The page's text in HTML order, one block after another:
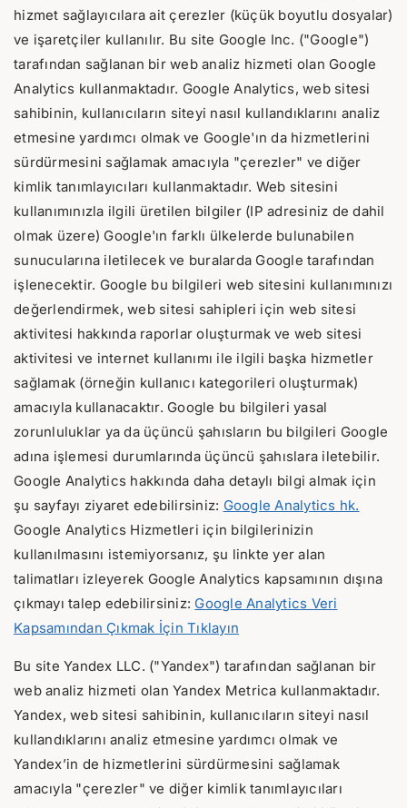
hizmet sağlayıcılara ait çerezler (küçük boyutlu dosyalar)
ve işaretçiler kullanılır. Bu site Google Inc. ("Google")
tarafından sağlanan bir web analiz hizmeti olan Google
Analytics kullanmaktadır. Google Analytics, web sitesi
sahibinin, kullanıcıların siteyi nasıl kullandıklarını analiz
etmesine yardımcı olmak ve Google'ın da hizmetlerini
sürdürmesini sağlamak amacıyla "çerezler" ve diğer
kimlik tanımlayıcıları kullanmaktadır. Web sitesini
kullanımınızla ilgili üretilen bilgiler (IP adresiniz de dahil
olmak üzere) Google'ın farklı ülkelerde bulunabilen
sunucularına iletilecek ve buralarda Google tarafından
işlenecektir. Google bu bilgileri web sitesini kullanımınızı
değerlendirmek, web sitesi sahipleri için web sitesi
aktivitesi hakkında raporlar oluşturmak ve web sitesi
aktivitesi ve internet kullanımı ile ilgili başka hizmetler
sağlamak (örneğin kullanıcı kategorileri oluşturmak)
amacıyla kullanacaktır. Google bu bilgileri yasal
zorunluluklar ya da üçüncü şahısların bu bilgileri Google
adına işlemesi durumlarında üçüncü şahıslara iletebilir.
Google Analytics hakkında daha detaylı bilgi almak için
şu sayfayı ziyaret edebilirsiniz: Google Analytics hk.
Google Analytics Hizmetleri için bilgilerinizin
kullanılmasını istemiyorsanız, şu linkte yer alan
talimatları izleyerek Google Analytics kapsamının dışına
çıkmayı talep edebilirsiniz: Google Analytics Veri
Kapsamından Çıkmak İçin Tıklayın
Bu site Yandex LLC. ("Yandex") tarafından sağlanan bir
web analiz hizmeti olan Yandex Metrica kullanmaktadır.
Yandex, web sitesi sahibinin, kullanıcıların siteyi nasıl
kullandıklarını analiz etmesine yardımcı olmak ve
Yandex’in de hizmetlerini sürdürmesini sağlamak
amacıyla "çerezler" ve diğer kimlik tanımlayıcıları